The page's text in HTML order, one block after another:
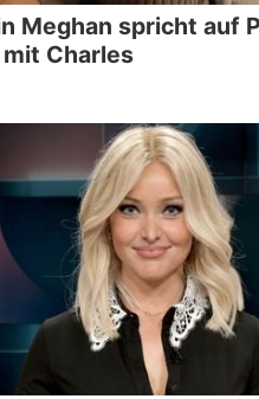
Meghan spricht auf
Charles